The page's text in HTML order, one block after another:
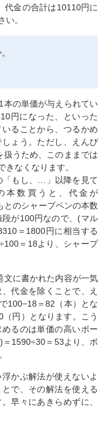
代金の合計は10110円に
。
本の単価が与えられてい
円になった、といった
ることから、つるかめ
ょう。ただし、えんぴ
うため、このままでは
なくなります。
「もし、…」以降を見て
本数買うと、代金が
とのシャープペンの本数
が100円なので、(マル
＝1800円に相当する
＝18より、シャープ
文に書かれた内容が一気
代金を除くことで、え
100−18＝82（本）とな
円）となります。こう
るのは単価の高いボー
1590÷30＝53より、ボ
かぶ解法が使えないよ
で、その解法を使える
早々にあきらめずに、